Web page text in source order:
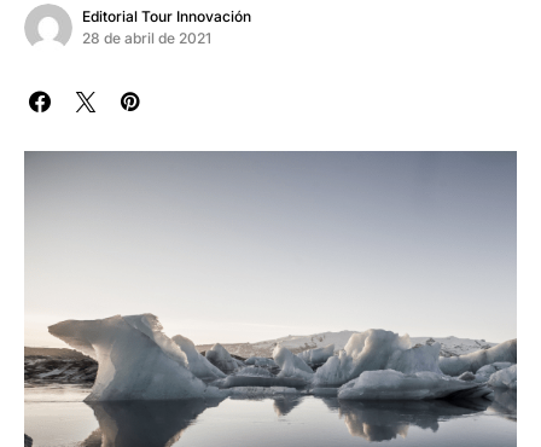
Editorial Tour Innovación
28 de abril de 2021